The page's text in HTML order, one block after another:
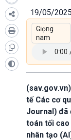
19/05/2025
tế Các cơ
Journal) đã
toán tối cao
nhân tạo